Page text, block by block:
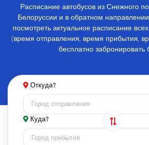
Расписание автобусов из Снежного
Белоруссии и в обратном
посмотреть актуальное расписание
(время отправления, время прибытия,
бесплатно забронировать
Откуда?
Куда?